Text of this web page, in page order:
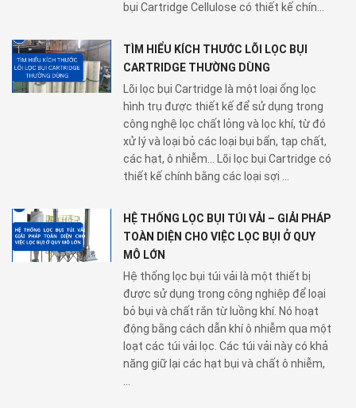
bụi Cartridge Cellulose có thiết kế chín...
TÌM HIỂU KÍCH THƯỚC LÕI LỌC BỤI
CARTRIDGE THƯỜNG DÙNG
Lõi lọc bụi Cartridge là một loại ống lọc
hình trụ được thiết kế để sử dụng trong
công nghệ lọc chất lỏng và lọc khí, từ đó
xử lý và loại bỏ các loại bụi bẩn, tạp chất,
các hạt, ô nhiễm... Lõi lọc bụi Cartridge có
thiết kế chính bằng các loại sợi ...
HỆ THỐNG LỌC BỤI TÚI VẢI – GIẢI PHÁP
TOÀN DIỆN CHO VIỆC LỌC BỤI Ở QUY
MÔ LỚN
Hệ thống lọc bụi túi vải là một thiết bị
được sử dụng trong công nghiệp để loại
bỏ bụi và chất rắn từ luồng khí. Nó hoạt
động bằng cách dẫn khí ô nhiễm qua một
loạt các túi vải lọc. Các túi vải này có khả
năng giữ lại các hạt bụi và chất ô nhiễm,